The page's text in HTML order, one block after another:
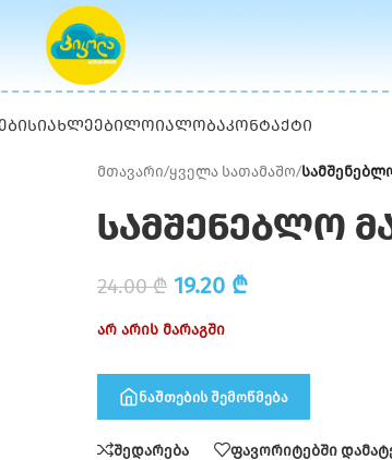
ᲡᲘᲐᲮᲚᲔᲔᲑᲘᲚᲝᲘᲐᲚᲝᲑᲐᲙᲝᲜᲢᲐᲥᲢᲘ
მთავარი/ყველა სათამაშო/
სამშენებლო
24.00₾ 19.20 ₾
არ არის მარაგში
ნაშთების შემოწმება
შედარება ფავორიტებში